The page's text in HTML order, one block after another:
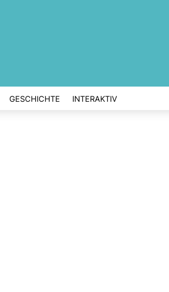
GESCHICHTE INTERAKTIV